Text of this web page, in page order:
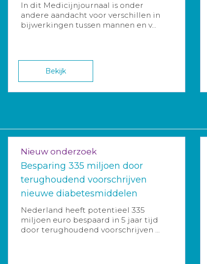
In dit Medicijnjournaal is onder
andere aandacht voor verschillen in
bijwerkingen tussen mannen en v...
Bekijk
Nieuw onderzoek
Besparing 335 miljoen door
terughoudend voorschrijven
nieuwe diabetesmiddelen
Nederland heeft potentieel 335
miljoen euro bespaard in 5 jaar tijd
door terughoudend voorschrijven ...